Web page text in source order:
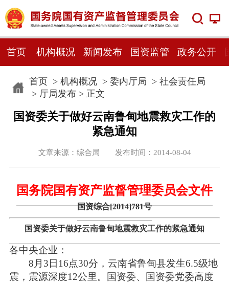
首页 机构概况 新闻发布 国资监管 政务公开
首页> 机构概况> 委内厅局 > 社会责任局
> 厅局发布> 正文
国资委关于做好云南鲁甸地震救灾工作的
紧急通知
文章来源：综合局 发布时间：2014-08-04
国务院国有资产监督管理委员会文件
国资综合[2014]781号
国资委关于做好云南鲁甸地震救灾工作的紧急通知
各中央企业：
8月3日16点30分，云南省鲁甸县发生6.5级地
震，震源深度12公里。国资委、国资委党委高度